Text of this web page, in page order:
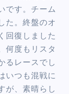
です。チーム
た。終盤のオ
回復しました
何度もリスタ
るレースでし
いつも混戦に
が、素晴らし